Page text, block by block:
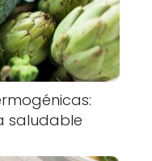
saludable